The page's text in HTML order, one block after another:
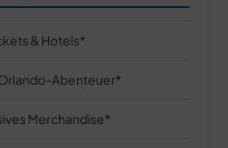
& Hotels
Abenteuer
Merchandise